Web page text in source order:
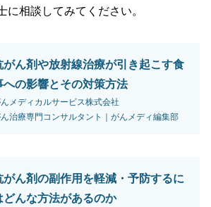
相談してみてください。
がん剤や放射線治療が引き起こす食
への影響とその対策方法
メディカルサービス株式会社
治療専門コンサルタント｜がんメディ編集部
がん剤の副作用を軽減・予防するに
どんな方法があるのか